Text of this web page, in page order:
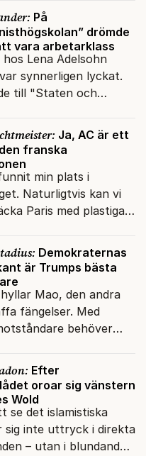
På
drömde
vara arbetarklass
Lena Adelsohn
synnerligen lyckat.
till "Staten och
Ja, AC är ett
franska
min plats i
Naturligtvis kan vi
Paris med plastiga
Demokraternas
är Trumps bästa
Mao, den andra
fängelser. Med
behöver
Efter
oroar sig vänstern
Wold
se det islamistiska
sig inte uttryck i direkta
– utan i blundandet